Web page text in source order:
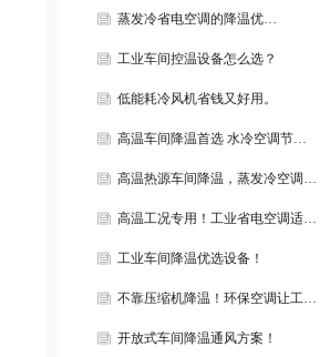
蒸发冷省电空调的降温优…
工业车间控温设备怎么选？
低能耗冷风机省钱又好用。
高温车间降温首选 水冷空调节…
高温热源车间降温，蒸发冷空调…
高温工况专用！工业省电空调适…
工业车间降温优选设备！
不靠压缩机降温！环保空调让工…
开放式车间降温通风方案！